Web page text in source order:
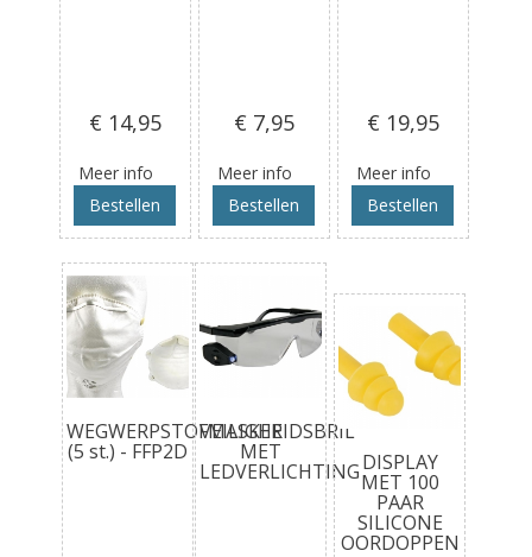
€ 14,95
Meer info
Bestellen
€ 7,95
Meer info
Bestellen
€ 19,95
Meer info
Bestellen
WEGWERPSTOFMASKER
(5 st.) - FFP2D
VEILIGHEIDSBRIL
MET
LEDVERLICHTINGDISPLAY
MET 100
PAAR
SILICONE
OORDOPPEN